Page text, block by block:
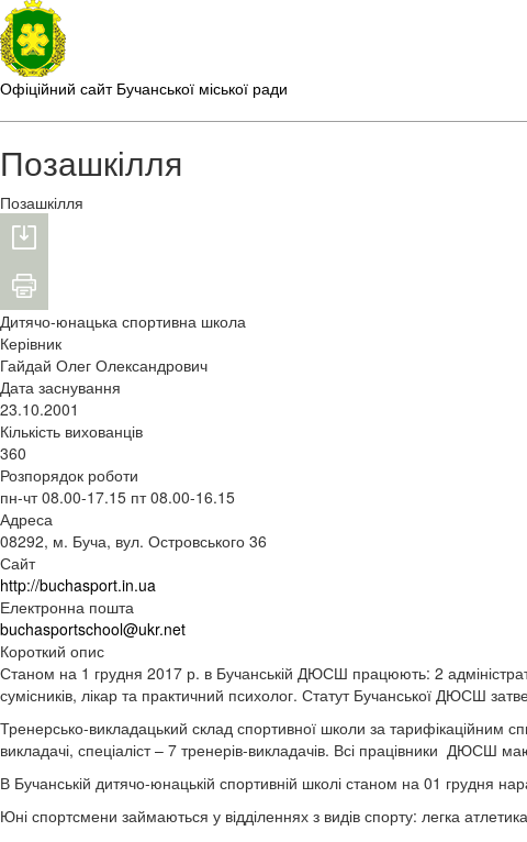
Офіційний сайт Бучанської міської ради
Позашкілля
Позашкілля
Дитячо-юнацька спортивна школа
Керівник
Гайдай Олег Олександрович
Дата заснування
23.10.2001
Кількість вихованців
360
Розпорядок роботи
пн-чт 08.00-17.15 пт 08.00-16.15
Адреса
08292, м. Буча, вул. Островського 36
Сайт
http://buchasport.in.ua
Електронна пошта
buchasportschool@ukr.net
Короткий опис
Станом на 1 грудня 2017 р. в Бучанській ДЮСШ працюють: 2
сумісників, лікар та практичний психолог. Статут Бучанської ДЮСШ
Тренерсько-викладацький склад спортивної школи за тарифікаційним
викладачі, спеціаліст – 7 тренерів-викладачів. Всі працівники ДЮСШ
В Бучанській дитячо-юнацькій спортивній школі станом на 01 грудня
Юні спортсмени займаються у відділеннях з видів спорту: легка